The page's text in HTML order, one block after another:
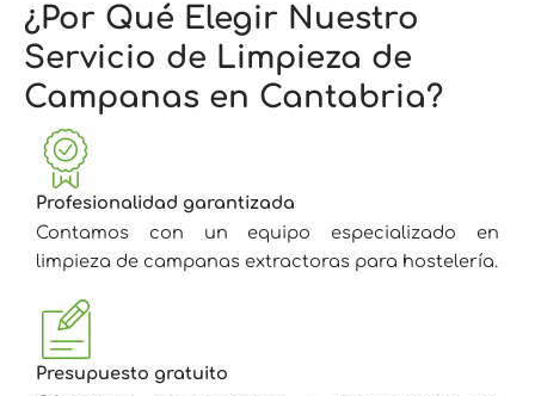
¿Por Qué Elegir Nuestro
Servicio de Limpieza de
Campanas en Cantabria?
Profesionalidad garantizada
Contamos con un equipo especializado en
limpieza de campanas extractoras para hostelería.
Presupuesto gratuito